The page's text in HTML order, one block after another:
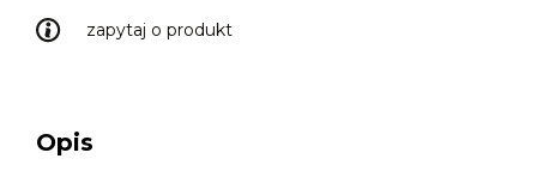
zapytaj o produkt
Opis